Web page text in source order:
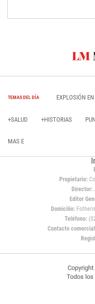
TEMAS DEL DÍA EXPLOSIÓN
+SALUD +HISTORIAS
MAS E
Propietario:
Director:
Editor
Domicilio:
Teléfono:
Contacto
Copyright
Todos